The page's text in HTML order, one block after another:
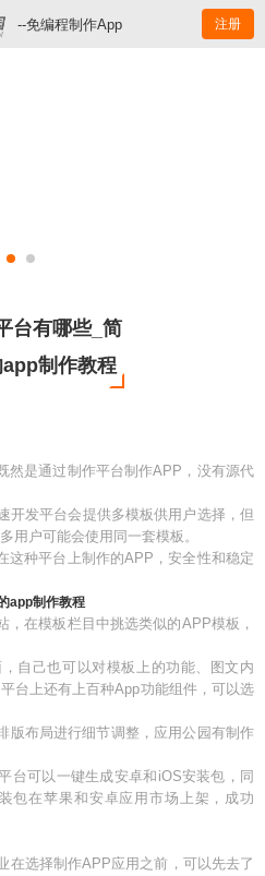
--免编程制作App 注册
台有哪些_简
制作教程
然是通过制作平台制作APP，没有源代
开发平台会提供多模板供用户选择，但
用户可能会使用同一套模板。
这种平台上制作的APP，安全性和稳定
app制作教程
，在模板栏目中挑选类似的APP模板，
自己也可以对模板上的功能、图文内
台上还有上百种App功能组件，可以选
版布局进行细节调整，应用公园有制作
台可以一键生成安卓和iOS安装包，同
包在苹果和安卓应用市场上架，成功
在选择制作APP应用之前，可以先去了